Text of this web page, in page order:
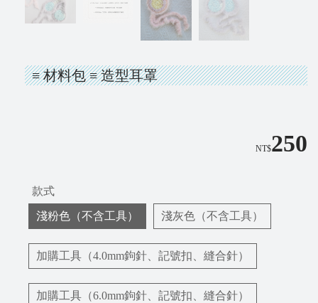
≡ 材料包 ≡ 造型耳罩
NT$250
款式
淺粉色（不含工具） 淺灰色（不含工具）
加購工具（4.0mm鉤針、記號扣、縫合針）
加購工具（6.0mm鉤針、記號扣、縫合針）